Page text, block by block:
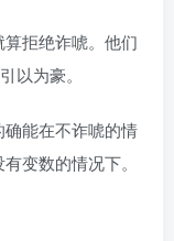
拒绝诈唬。他们
以为豪。
能在不诈唬的情
变数的情况下。